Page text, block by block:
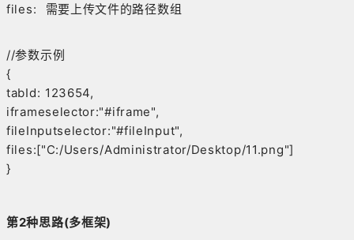
files: 需要上传文件的路径数组
//参数示例
{
tabId: 123654,
iframeselector:"#iframe",
fileInputselector:"#fileInput",
files:["C:/Users/Administrator/Desktop/11.png"]
}
第2种思路(多框架)